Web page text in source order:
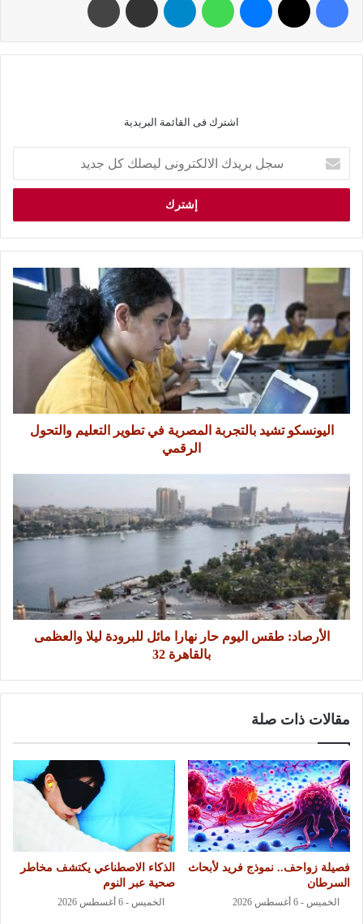
اشترك فى القائمة البريدية
اليونسكو تشيد بالتجربة المصرية في تطوير التعليم والتحول
الرقمي
الأرصاد: طقس اليوم حار نهارا مائل للبرودة ليلا والعظمى
بالقاهرة 32
مقالات ذات صلة
فصيلة زواحف.. نموذج فريد لأبحاث
السرطان
الخميس - 6 أغسطس 2026
الذكاء الاصطناعي يكتشف مخاطر
صحية عبر النوم
الخميس - 6 أغسطس 2026